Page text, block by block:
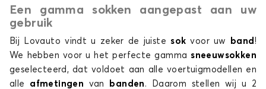
Een gamma sokken aangepast aan uw
gebruik
Bij Lovauto vindt u zeker de juistesokvoor uw band !
We hebben voor u het perfecte gammasneeuwsokken
geselecteerd, dat voldoet aan alle voertuigmodellen en
alle afmetingen van banden . Daarom stellen wij u 2